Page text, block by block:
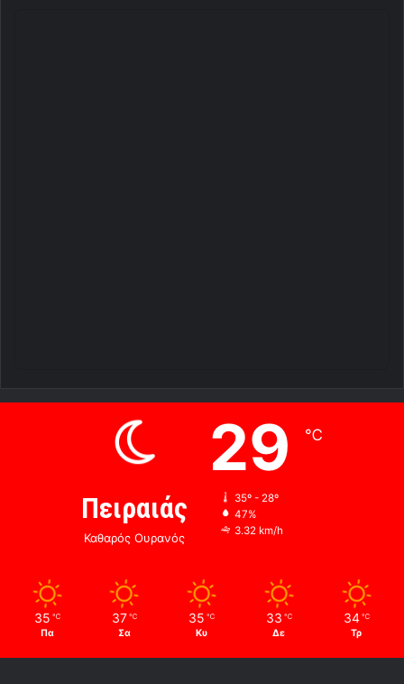
Πειραιάς
Καθαρός Ουρανός
29 ℃
35º - 28º
47%
3.32 km/h
35 ℃
Πα
37 ℃
Σα
35 ℃
Κυ
33 ℃
Δε
34 ℃
Τρ